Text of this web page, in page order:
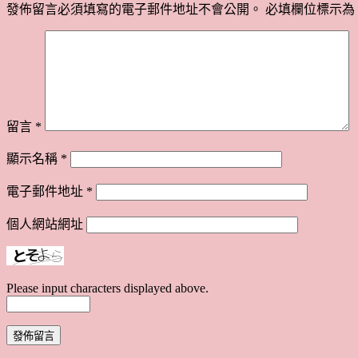
發佈留言必須填寫的電子郵件地址不會公開。 必填欄位標示為
留言 *
顯示名稱 *
電子郵件地址 *
個人網站網址
Please input characters displayed above.